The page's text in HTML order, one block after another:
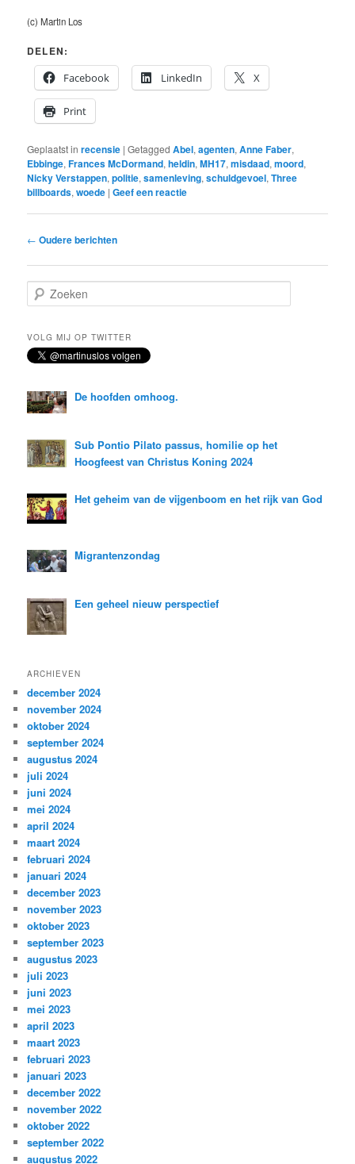
(c) Martin Los
DELEN:
Facebook
LinkedIn X
Print
Geplaatst in recensie |Getagged Abel,agenten,Anne Faber,
Ebbinge,Frances McDormand,heldin,MH17,misdaad,moord,
Nicky Verstappen,politie,samenleving,schuldgevoel,Three
billboards,woede |Geef een reactie
Bericht
← Oudere berichten
o
k
e
n
VOLG MIJ OP TWITTER
De hoofden omhoog.
Sub Pontio Pilato passus, homilie op het
Hoogfeest van Christus Koning 2024
Het geheim van de vijgenboom en het rijk van God
Migrantenzondag
Een geheel nieuw perspectief
ARCHIEVEN
december 2024
november 2024
oktober 2024
september 2024
augustus 2024
juli 2024
juni 2024
mei 2024
april 2024
maart 2024
februari 2024
januari 2024
december 2023
november 2023
oktober 2023
september 2023
augustus 2023
juli 2023
juni 2023
mei 2023
april 2023
maart 2023
februari 2023
januari 2023
december 2022
november 2022
oktober 2022
september 2022
augustus 2022